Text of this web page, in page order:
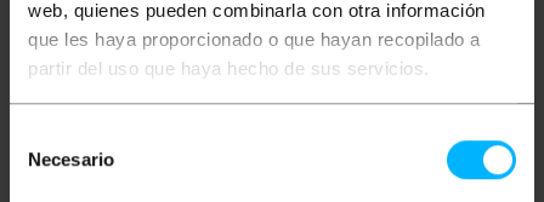
web, quienes pueden combinarla con otra información
que les haya proporcionado o que hayan recopilado a
partir del uso que haya hecho de sus servicios.
Necesario